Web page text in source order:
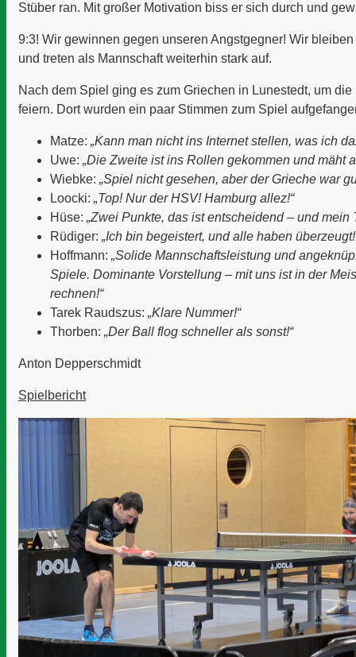
Stüber ran. Mit großer Motivation biss er sich durch und
9:3! Wir gewinnen gegen unseren Angstgegner! Wir
und treten als Mannschaft weiterhin stark auf.
Nach dem Spiel ging es zum Griechen in Lunestedt, um
feiern. Dort wurden ein paar Stimmen zum Spiel
Matze: „Kann man nicht ins Internet stellen, was ich
Uwe: „Die Zweite ist ins Rollen gekommen und mäht
Wiebke: „Spiel nicht gesehen, aber der Grieche war
Loocki: „Top! Nur der HSV! Hamburg allez!“
Hüse: „Zwei Punkte, das ist entscheidend – und mein
Rüdiger: „Ich bin begeistert, und alle haben
Hoffmann: „Solide Mannschaftsleistung und
Spiele. Dominante Vorstellung – mit uns ist in der
rechnen!“
Tarek Raudszus: „Klare Nummer!“
Thorben: „Der Ball flog schneller als sonst!“
Anton Depperschmidt
Spielbericht